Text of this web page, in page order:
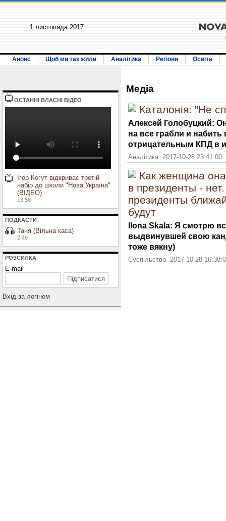
1 листопада 2017
Анонс Щоб ми так жили Аналітика Регіони Освіта
ОСТАННI ВЛАСНI ВIДЕО
Ігор Когут відкриває третій
набір до школи "Нова Україна"
(ВІДЕО)
13:56
ПОДКАСТИ
Таня (Вільна каса)
2:49
РОЗСИЛКА
E-mail
Вхiд за логiном
Медiа
Каталонія: "Не
Алексей Голобуцкий:
на все грабли и
отрицательным КПД в
Аналітика. 2017-10-28
Как женщина
в президенты -
президенты
будут
Ilona Skala: Я смотрю
выдвинувшей свою
тоже вякну)
Суспільство. 2017-10-28